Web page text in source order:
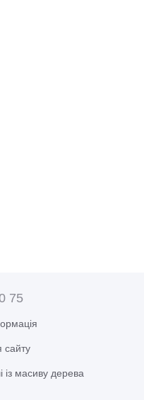
75
сайту
масиву дерева